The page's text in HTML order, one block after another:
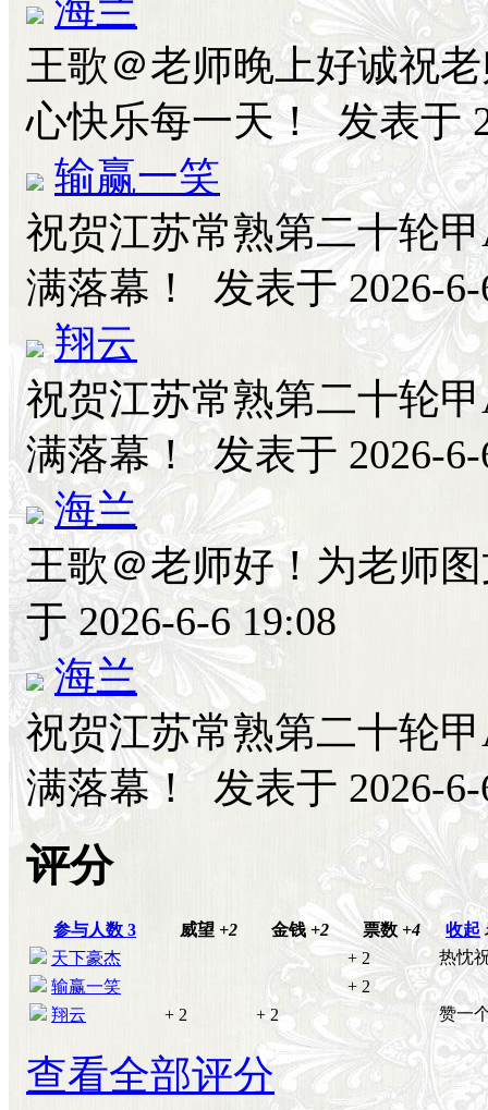
海兰
王歌＠老师晚上好诚祝
心快乐每一天！ 发表于
输赢一笑
祝贺江苏常熟第二十轮
满落幕！ 发表于 2026-
翔云
祝贺江苏常熟第二十轮
满落幕！发表于 2026-6-
海兰
王歌＠老师好！为老师
于 2026-6-6 19:08
海兰
祝贺江苏常熟第二十轮
满落幕！ 发表于 2026-
评分
参与人数 3 威望 +2 金钱 +2 票数 +4 收起
天下豪杰
+ 2
热忱
输赢一笑
+ 2
翔云
+ 2 + 2 赞一
查看全部评分